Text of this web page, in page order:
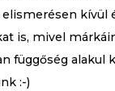
elismerésen kívül
is, mivel
függőség alakul
:-)